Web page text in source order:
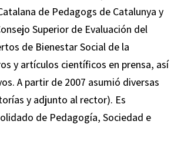
de Pedagogs de Catalunya y
Superior de Evaluación del
de Bienestar Social de la
y artículos científicos en prensa, así
A partir de 2007 asumió diversas
y adjunto al rector). Es
de Pedagogía, Sociedad e